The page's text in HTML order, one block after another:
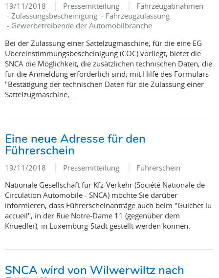
19/11/2018 Pressemitteilung
Fahrzeugabnahmen
- Zulassungsbescheinigung - Fahrzeugzulassung
- Gewerbetreibende der Automobilbranche
Bei der Zulassung einer Sattelzugmaschine, für die eine EG
Übereinstimmungsbescheinigung (COC) vorliegt, bietet die
SNCA die Möglichkeit, die zusätzlichen technischen Daten, die
für die Anmeldung erforderlich sind, mit Hilfe des Formulars
"Bestätigung der technischen Daten für die Zulassung einer
Sattelzugmaschine,...
Eine neue Adresse für den
Führerschein
19/11/2018 Pressemitteilung Führerschein
Nationale Gesellschaft für Kfz-Verkehr (Société Nationale de
Circulation Automobile - SNCA) möchte Sie darüber
informieren, dass Führerscheinanträge auch beim "Guichet.lu
accueil", in der Rue Notre-Dame 11 (gegenüber dem
Knuedler), in Luxemburg-Stadt gestellt werden können.
SNCA wird von Wilwerwiltz nach